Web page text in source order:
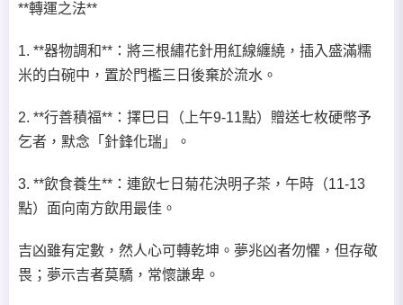
**轉運之法**
1. **器物調和**：將三根繡花針用紅線纏繞，插入盛滿糯
米的白碗中，置於門檻三日後棄於流水。
2. **行善積福**：擇巳日（上午9-11點）贈送七枚硬幣予
乞者，默念「針鋒化瑞」。
3. **飲食養生**：連飲七日菊花決明子茶，午時（11-13
點）面向南方飲用最佳。
吉凶雖有定數，然人心可轉乾坤。夢兆凶者勿懼，但存敬
畏；夢示吉者莫驕，常懷謙卑。